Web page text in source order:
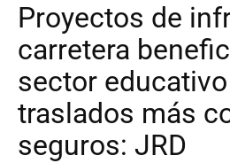
Proyectos de
carretera
sector
traslados más
seguros: JRD